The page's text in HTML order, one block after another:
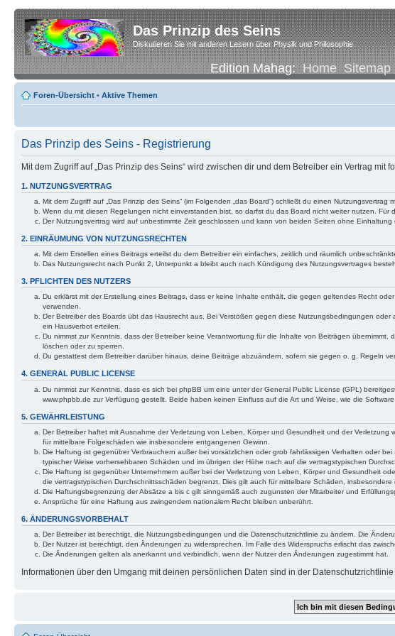
Das Prinzip des Seins
Diskutieren Sie mit anderen Lesern über Physik und Philosophie
Edition Mahag:Home Sitemap
Foren-Übersicht • Aktive Themen
Das Prinzip des Seins - Registrierung
Mit dem Zugriff auf „Das Prinzip des Seins“ wird zwischen dir und dem Betreiber ein Vertrag mit
1. NUTZUNGSVERTRAG
Mit dem Zugriff auf „Das Prinzip des Seins“ (im Folgenden „das Board“) schließt du einen
Wenn du mit diesen Regelungen nicht einverstanden bist, so darfst du das Board nicht weiter nutzen.
Der Nutzungsvertrag wird auf unbestimmte Zeit geschlossen und kann von beiden Seiten ohne Einhaltung
2. EINRÄUMUNG VON NUTZUNGSRECHTEN
Mit dem Erstellen eines Beitrags erteilst du dem Betreiber ein einfaches, zeitlich und räumlich
Das Nutzungsrecht nach Punkt 2, Unterpunkt a bleibt auch nach Kündigung des Nutzungsvertrages
3. PFLICHTEN DES NUTZERS
Du erklärst mit der Erstellung eines Beitrags, dass er keine Inhalte enthält, die gegen geltendes Recht
verwenden.
Der Betreiber des Boards übt das Hausrecht aus. Bei Verstößen gegen diese Nutzungsbedingungen
ein Hausverbot erteilen.
Du nimmst zur Kenntnis, dass der Betreiber keine Verantwortung für die Inhalte von Beiträgen
löschen oder zu sperren.
Du gestattest dem Betreiber darüber hinaus, deine Beiträge abzuändern, sofern sie gegen o. g. Regeln
4. GENERAL PUBLIC LICENSE
Du nimmst zur Kenntnis, dass es sich bei phpBB um eine unter der General Public License (GPL)
www.phpbb.de zur Verfügung gestellt. Beide haben keinen Einfluss auf die Art und Weise, wie die
5. GEWÄHRLEISTUNG
Der Betreiber haftet mit Ausnahme der Verletzung von Leben, Körper und Gesundheit und der
für mittelbare Folgeschäden wie insbesondere entgangenen Gewinn.
Die Haftung ist gegenüber Verbrauchern außer bei vorsätzlichen oder grob fahrlässigen Verhalten oder
typischer Weise vorhersehbaren Schäden und im übrigen der Höhe nach auf die vertragstypischen
Die Haftung ist gegenüber Unternehmern außer bei der Verletzung von Leben, Körper und Gesundheit
die vertragstypischen Durchschnittsschäden begrenzt. Dies gilt auch für mittelbare Schäden, insbesondere
Die Haftungsbegrenzung der Absätze a bis c gilt sinngemäß auch zugunsten der Mitarbeiter und
Ansprüche für eine Haftung aus zwingendem nationalem Recht bleiben unberührt.
6. ÄNDERUNGSVORBEHALT
Der Betreiber ist berechtigt, die Nutzungsbedingungen und die Datenschutzrichtlinie zu ändern. Die
Der Nutzer ist berechtigt, den Änderungen zu widersprechen. Im Falle des Widerspruchs erlischt das
Die Änderungen gelten als anerkannt und verbindlich, wenn der Nutzer den Änderungen zugestimmt hat.
Informationen über den Umgang mit deinen persönlichen Daten sind in der